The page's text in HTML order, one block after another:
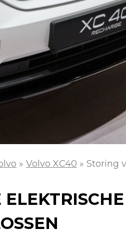
» Volvo XC40 » Storing